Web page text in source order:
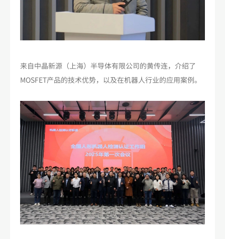
来自中晶新源（上海）半导体有限公司的黄传连，介绍了
MOSFET产品的技术优势，以及在机器人行业的应用案例。